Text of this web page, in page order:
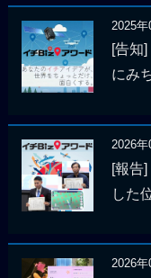
2025年
[告知
にみ
2026年
[報告
した
2026年